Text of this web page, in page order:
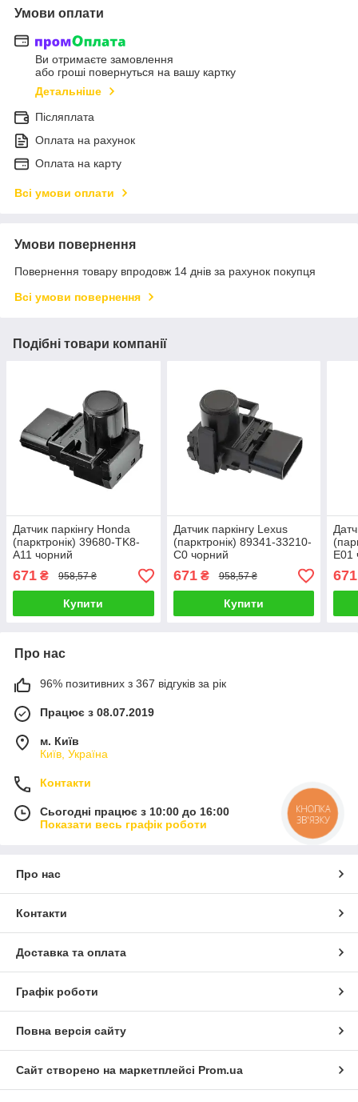
Умови оплати
Ви отримаєте замовлення
або гроші повернуться на вашу картку
Детальніше
Післяплата
Оплата на рахунок
Оплата на карту
Всі умови оплати
Умови повернення
Повернення товару впродовж 14 днів за рахунок покупця
Всі умови повернення
Подібні товари компанії
Датчик паркінгу Honda
(парктронік) 39680-TK8-
A11 чорний
671 ₴ 958,57 ₴
Купити
Датчик паркінгу Lexus
(парктронік) 89341-33210-
C0 чорний
671₴ 958,57 ₴
Купити
E01
671
Про нас
96% позитивних з 367 відгуків за рік
Працює з 08.07.2019
м. Київ
Київ, Україна
Контакти
Сьогодні працює з 10:00 до 16:00
Показати весь графік роботи
Про нас
Контакти
Доставка та оплата
Графік роботи
Повна версія сайту
Сайт створено на маркетплейсі Prom.ua
КНОПКА
ЗВ'ЯЗКУ